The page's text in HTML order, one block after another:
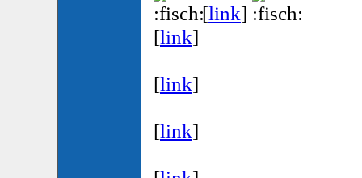
[link]
[link]
[link]
[link]